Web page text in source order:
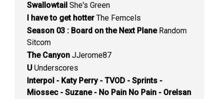
Swallowtail She's Green
I have to get hotterThe Femcels
Season 03 : Board on the Next PlaneRandom
Sitcom
The Canyon JJerome87
U Underscores
Interpol - Katy Perry - TVOD - Sprints -
Miossec - Suzane - No Pain No Pain - Orelsan